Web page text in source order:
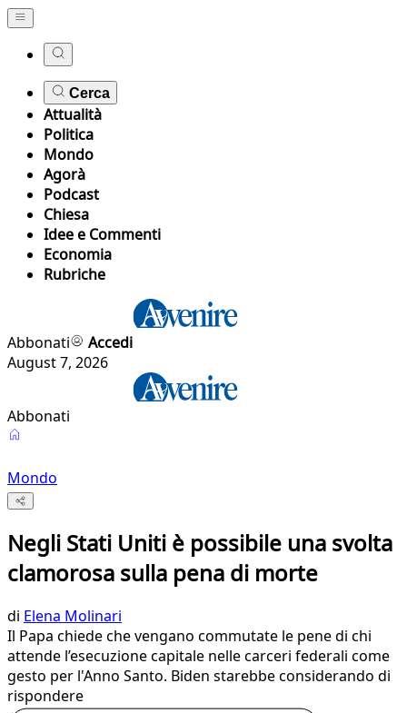
Cerca
Attualità
Politica
Mondo
Agorà
Podcast
Chiesa
Idee e Commenti
Economia
Rubriche
Abbonati
Accedi
August 7, 2026
Abbonati
Mondo
Negli Stati Uniti è possibile una svolta
clamorosa sulla pena di morte
di Elena Molinari
Il Papa chiede che vengano commutate le pene di chi
attende l’esecuzione capitale nelle carceri federali come
gesto per l'Anno Santo. Biden starebbe considerando di
rispondere